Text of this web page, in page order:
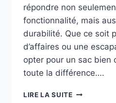
répondre non
fonctionnalité, mais
durabilité. Que ce soit
d’affaires ou une
opter pour un sac bien
toute la différence….
LIRE LA SUITESACS